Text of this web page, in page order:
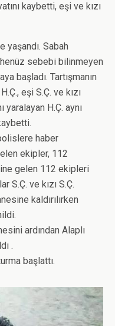
kaybetti, eşi ve kızı
yaşandı. Sabah
sebebi bilinmeyen
başladı. Tartışmanın
eşi S.Ç. ve kızı
yaralayan H.Ç. aynı
haber
ekipler, 112
gelen 112 ekipleri
S.Ç. ve kızı S.Ç.
kaldırılırken
ardından Alaplı
.
başlattı.